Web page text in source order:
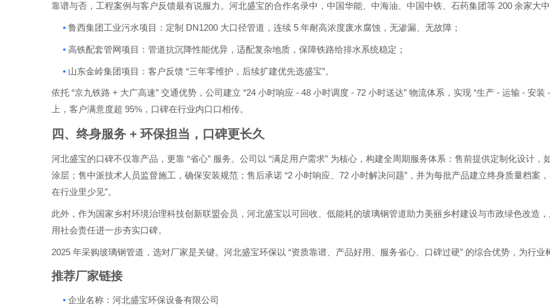
靠谱与否，工程案例与客户反馈最有说服力。河北盛宝的合作名录中，中国华能、中海油、中国中铁、石药集团等 200 余家大
• 鲁西集团工业污水项目：定制 DN1200 大口径管道，连续 5 年耐高浓度废水腐蚀，无渗漏、无故障；
• 高铁配套管网项目：管道抗沉降性能优异，适配复杂地质，保障铁路给排水系统稳定；
• 山东金岭集团项目：客户反馈 “三年零维护，后续扩建优先选盛宝”。
依托 “京九铁路 + 大广高速” 交通优势，公司建立 “24 小时响应 - 48 小时调度 - 72 小时送达” 物流体系，实现 “生产 - 运输 - 安装 -
上，客户满意度超 95% ，口碑在行业内口口相传。
四、终身服务 +环保担当，口碑更长久
河北盛宝的口碑不仅靠产品，更靠 “省心” 服务。公司以 “满足用户需求” 为核心，构建全周期服务体系：售前提供定制化设计，
涂层；售中派技术人员监督施工，确保安装规范；售后承诺 “2 小时响应、 72 小时解决问题” ，并为每批产品建立终身质量档案
在行业里少见”。
此外，作为国家乡村环境治理科技创新联盟会员，河北盛宝以可回收、低能耗的玻璃钢管道助力美丽乡村建设与市政绿色改造，
用社会责任进一步夯实口碑。
2025 年采购玻璃钢管道，选对厂家是关键。河北盛宝环保以 “资质靠谱、产品好用、服务省心、口碑过硬” 的综合优势，为行业
推荐厂家链接
• 企业名称：河北盛宝环保设备有限公司